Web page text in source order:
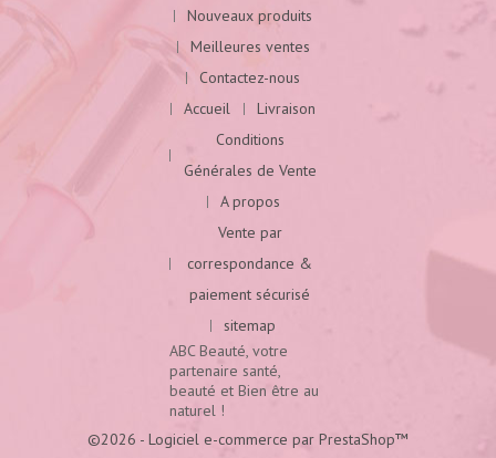
Nouveaux produits
Meilleures ventes
Contactez-nous
Accueil
Livraison
Conditions
Générales de Vente
A propos
Vente par
correspondance &
paiement sécurisé
sitemap
ABC Beauté, votre
partenaire santé,
beauté et Bien être au
naturel !
©2026 - Logiciel e-commerce par PrestaShop™